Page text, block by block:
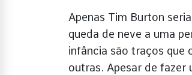
Apenas Tim Burton
queda de neve a uma
infância são traços que
outras. Apesar de